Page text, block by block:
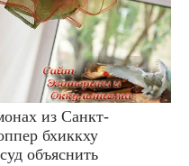
из Санкт-
бхиккху
объяснить